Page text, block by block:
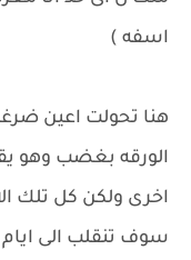
اسفه )
هنا تحولت اعين
الورقه بغضب وهو
اخرى ولكن كل تلك
سوف تنقلب الى